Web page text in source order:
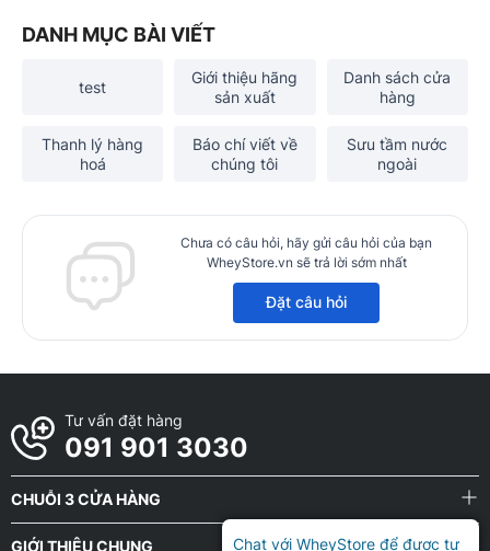
DANH MỤC BÀI VIẾT
test
Giới thiệu hãng
sản xuất
Danh sách cửa
hàng
Thanh lý hàng
hoá
Báo chí viết về
chúng tôi
Sưu tầm nước
ngoài
Chưa có câu hỏi, hãy gửi câu hỏi của bạn
WheyStore.vn sẽ trả lời sớm nhất
Đặt câu hỏi
Tư vấn đặt hàng
091 901 3030
CHUỖI 3 CỬA HÀNG
GIỚI THIỆU CHUNG Chat với WheyStore để được tư